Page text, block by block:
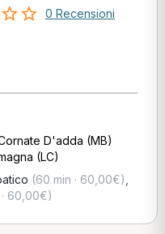
0 Recensioni
D'adda (MB)
(LC)
(60 min · 60,00€)
60,00€)